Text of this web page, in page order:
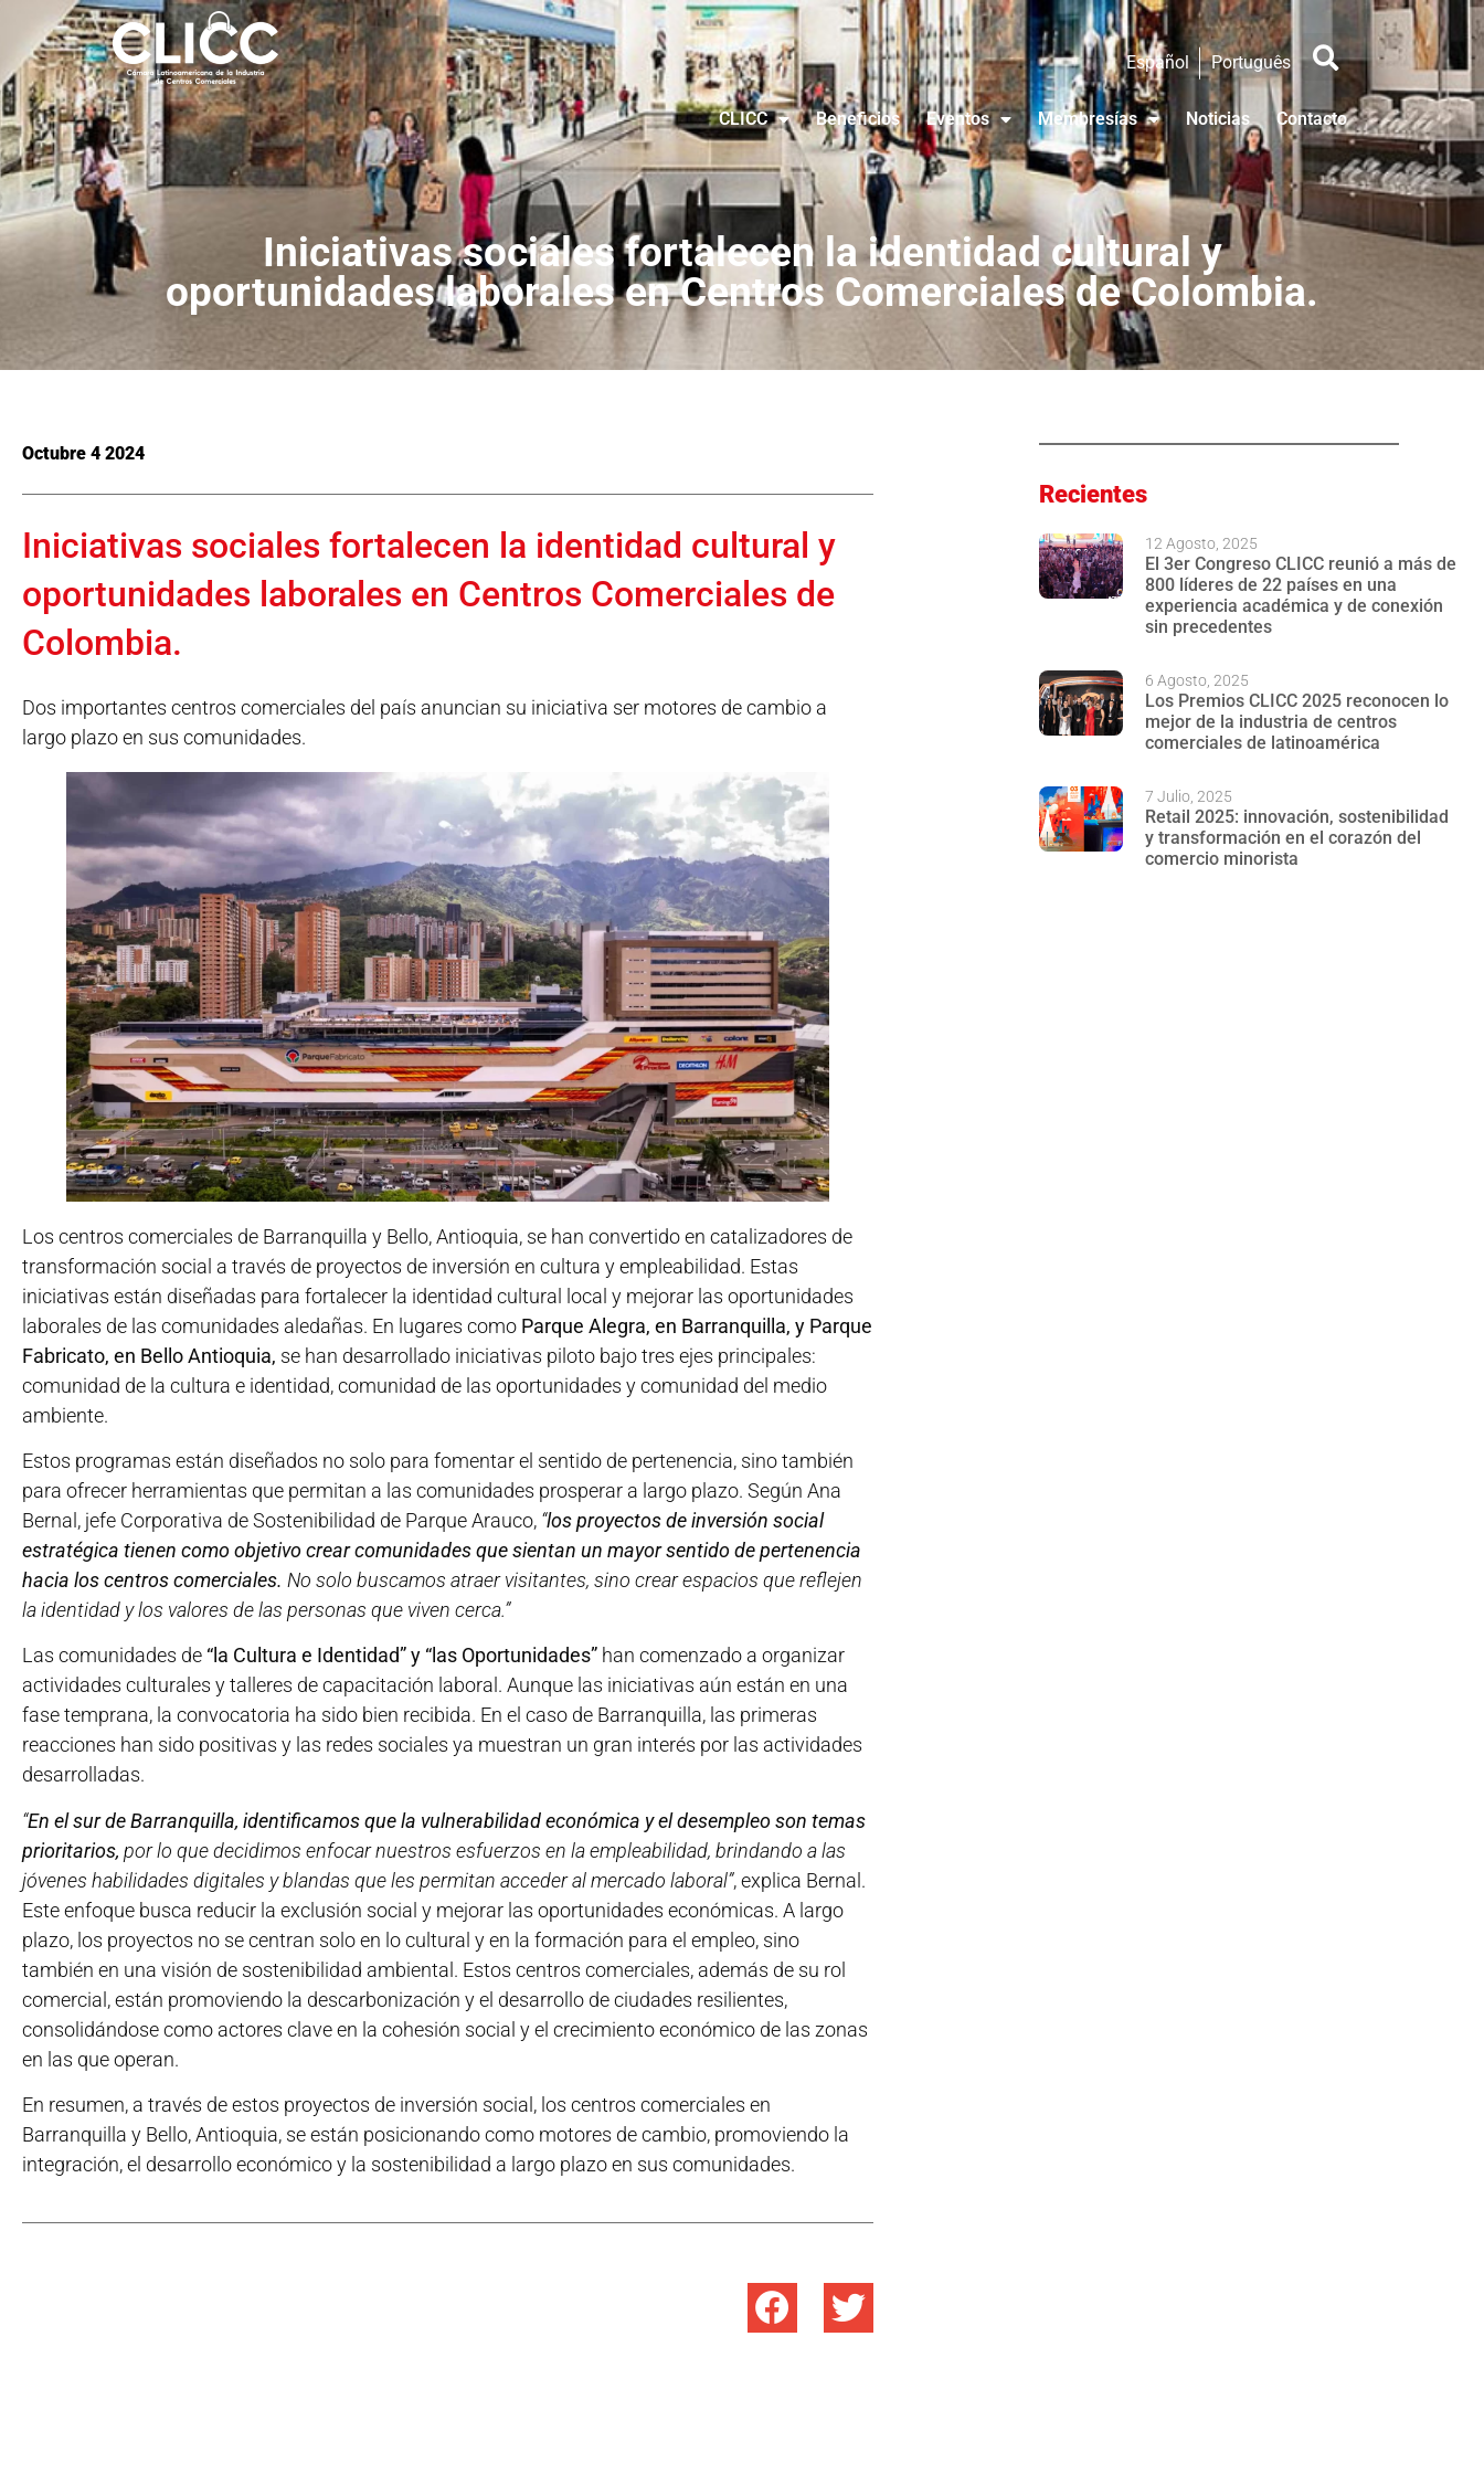
Español Português
CLICC Beneficios Eventos Membresías Noticias Contacto
Iniciativas sociales fortalecen la identidad cultural y
oportunidades laborales en Centros Comerciales de Colombia.
Octubre 4 2024
Iniciativas sociales fortalecen la identidad cultural y
oportunidades laborales en Centros Comerciales de
Colombia.
Dos importantes centros comerciales del país anuncian su iniciativa ser motores de cambio a
largo plazo en sus comunidades.
Los centros comerciales de Barranquilla y Bello, Antioquia, se han convertido en catalizadores de
transformación social a través de proyectos de inversión en cultura y empleabilidad. Estas
iniciativas están diseñadas para fortalecer la identidad cultural local y mejorar las oportunidades
laborales de las comunidades aledañas. En lugares como Parque Alegra, en Barranquilla, y Parque
Fabricato, en Bello Antioquia, se han desarrollado iniciativas piloto bajo tres ejes principales:
comunidad de la cultura e identidad, comunidad de las oportunidades y comunidad del medio
ambiente.
Estos programas están diseñados no solo para fomentar el sentido de pertenencia, sino también
para ofrecer herramientas que permitan a las comunidades prosperar a largo plazo. Según Ana
Bernal, jefe Corporativa de Sostenibilidad de Parque Arauco, “los proyectos de inversión social
estratégica tienen como objetivo crear comunidades que sientan un mayor sentido de pertenencia
hacia los centros comerciales. No solo buscamos atraer visitantes, sino crear espacios que reflejen
la identidad y los valores de las personas que viven cerca.”
Las comunidades de “la Cultura e Identidad” y “las Oportunidades” han comenzado a organizar
actividades culturales y talleres de capacitación laboral. Aunque las iniciativas aún están en una
fase temprana, la convocatoria ha sido bien recibida. En el caso de Barranquilla, las primeras
reacciones han sido positivas y las redes sociales ya muestran un gran interés por las actividades
desarrolladas.
“En el sur de Barranquilla, identificamos que la vulnerabilidad económica y el desempleo son temas
prioritarios, por lo que decidimos enfocar nuestros esfuerzos en la empleabilidad, brindando a las
jóvenes habilidades digitales y blandas que les permitan acceder al mercado laboral”, explica Bernal.
Este enfoque busca reducir la exclusión social y mejorar las oportunidades económicas. A largo
plazo, los proyectos no se centran solo en lo cultural y en la formación para el empleo, sino
también en una visión de sostenibilidad ambiental. Estos centros comerciales, además de su rol
comercial, están promoviendo la descarbonización y el desarrollo de ciudades resilientes,
consolidándose como actores clave en la cohesión social y el crecimiento económico de las zonas
en las que operan.
En resumen, a través de estos proyectos de inversión social, los centros comerciales en
Barranquilla y Bello, Antioquia, se están posicionando como motores de cambio, promoviendo la
integración, el desarrollo económico y la sostenibilidad a largo plazo en sus comunidades.
Recientes
El 3er Congreso CLICC reunió a más de
800 líderes de 22 países en una
experiencia académica y de conexión
sin precedentes
12 Agosto, 2025
Los Premios CLICC 2025 reconocen lo
mejor de la industria de centros
comerciales de latinoamérica
6 Agosto, 2025
Retail 2025: innovación, sostenibilidad
y transformación en el corazón del
comercio minorista
7 Julio, 2025